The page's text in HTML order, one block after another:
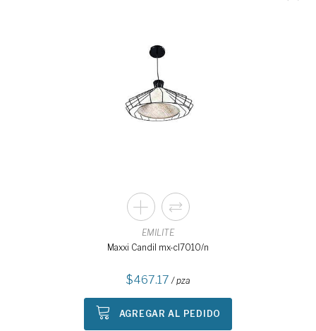
EMILITE
Maxxi Candil mx-cl7010/n
467.17 / pza
AGREGAR AL PEDIDO